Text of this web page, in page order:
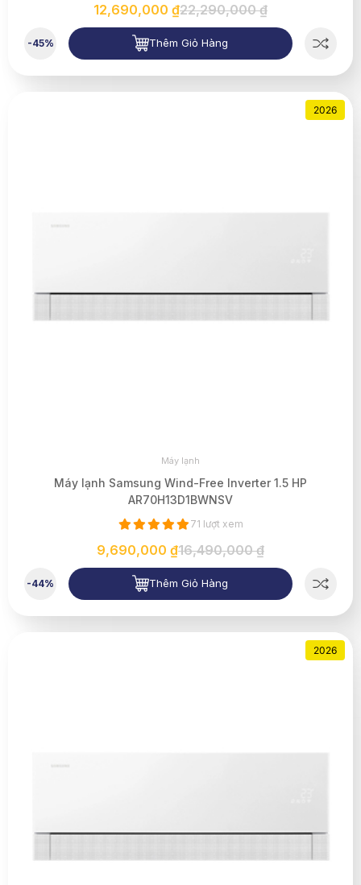
12,690,000 ₫22,290,000 ₫
-45% Thêm Giỏ Hàng
2026
Máy lạnh
Máy lạnh Samsung Wind-Free Inverter 1.5 HP
AR70H13D1BWNSV
71 lượt xem
9,690,000 ₫16,490,000 ₫
-44% Thêm Giỏ Hàng
2026